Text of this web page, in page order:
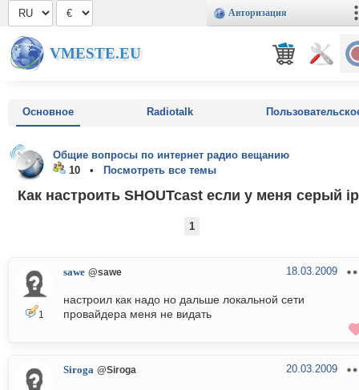
Авторизация
VMESTE.EU
Основное Radiotalk
Общие вопросы по интернет радио вещанию
10 •
Посмотреть все темы
Как настроить SHOUTcast если у меня серый
1
1
sawe @sawe 18.03.2009
настроил как надо но дальше локальной сети
провайдера меня не видать
Siroga @Siroga 20.03.2009